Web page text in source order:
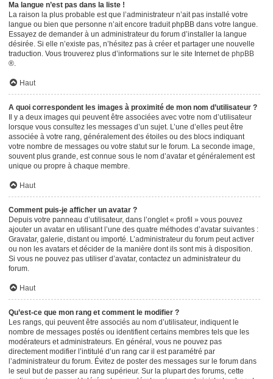
Ma langue n’est pas dans la liste !
La raison la plus probable est que l’administrateur n’ait pas installé votre
langue ou bien que personne n’ait encore traduit phpBB dans votre langue.
Essayez de demander à un administrateur du forum d’installer la langue
désirée. Si elle n’existe pas, n’hésitez pas à créer et partager une nouvelle
traduction. Vous trouverez plus d’informations sur le site Internet de phpBB
®.
Haut
A quoi correspondent les images à proximité de mon nom d’utilisateur ?
Il y a deux images qui peuvent être associées avec votre nom d’utilisateur
lorsque vous consultez les messages d’un sujet. L’une d’elles peut être
associée à votre rang, généralement des étoiles ou des blocs indiquant
votre nombre de messages ou votre statut sur le forum. La seconde image,
souvent plus grande, est connue sous le nom d’avatar et généralement est
unique ou propre à chaque membre.
Haut
Comment puis-je afficher un avatar ?
Depuis votre panneau d’utilisateur, dans l’onglet « profil » vous pouvez
ajouter un avatar en utilisant l’une des quatre méthodes d’avatar suivantes :
Gravatar, galerie, distant ou importé. L’administrateur du forum peut activer
ou non les avatars et décider de la manière dont ils sont mis à disposition.
Si vous ne pouvez pas utiliser d’avatar, contactez un administrateur du
forum.
Haut
Qu’est-ce que mon rang et comment le modifier ?
Les rangs, qui peuvent être associés au nom d’utilisateur, indiquent le
nombre de messages postés ou identifient certains membres tels que les
modérateurs et administrateurs. En général, vous ne pouvez pas
directement modifier l’intitulé d’un rang car il est paramétré par
l’administrateur du forum. Évitez de poster des messages sur le forum dans
le seul but de passer au rang supérieur. Sur la plupart des forums, cette